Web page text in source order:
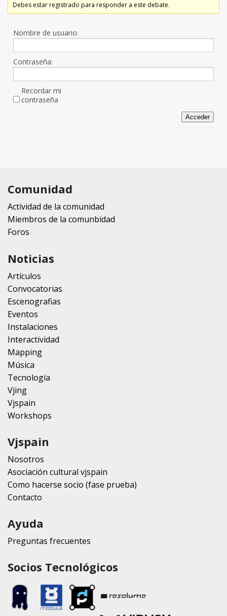
Debes estar registrado para responder a este debate.
Nombre de usuario:
Contraseña:
Recordar mi
contraseña
Acceder
Comunidad
Actividad de la comunidad
Miembros de la comunbidad
Foros
Noticias
Artículos
Convocatorias
Escenografias
Eventos
Instalaciones
Interactividad
Mapping
Música
Tecnología
Vjing
Vjspain
Workshops
Vjspain
Nosotros
Asociación cultural vjspain
Como hacerse socio (fase prueba)
Contacto
Ayuda
Preguntas frecuentes
Socios Tecnológicos